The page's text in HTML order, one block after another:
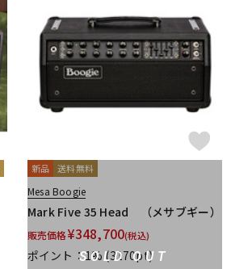
SOLD OUT
新品 送料無料
Mesa Boogie
Mark Five 35 Head （メサブギー）
販売価格¥348,700(税込)
ポイント：1%(3170pt)